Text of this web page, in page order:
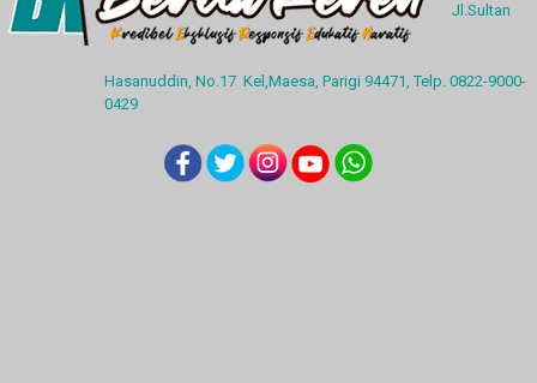
Jl.Sultan
Hasanuddin, No.17 Kel,Maesa, Parigi 94471, Telp. 0822-9000-
0429